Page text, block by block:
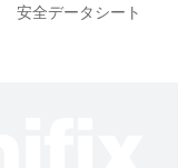
安全データシート